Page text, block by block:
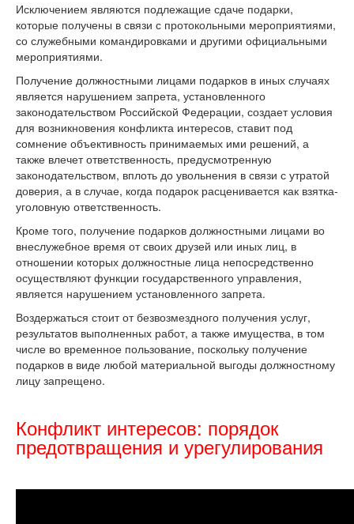
Исключением являются подлежащие сдаче подарки,
которые получены в связи с протокольными мероприятиями,
со служебными командировками и другими официальными
мероприятиями.
Получение должностными лицами подарков в иных случаях
является нарушением запрета, установленного
законодательством Российской Федерации, создает условия
для возникновения конфликта интересов, ставит под
сомнение объективность принимаемых ими решений, а
также влечет ответственность, предусмотренную
законодательством, вплоть до увольнения в связи с утратой
доверия, а в случае, когда подарок расценивается как взятка-
уголовную ответственность.
Кроме того, получение подарков должностными лицами во
внеслужебное время от своих друзей или иных лиц, в
отношении которых должностные лица непосредственно
осуществляют функции государственного управления,
является нарушением установленного запрета.
Воздержаться стоит от безвозмездного получения услуг,
результатов выполненных работ, а также имущества, в том
числе во временное пользование, поскольку получение
подарков в виде любой материальной выгоды должностному
лицу запрещено.
Конфликт интересов: порядок
предотвращения и урегулирования